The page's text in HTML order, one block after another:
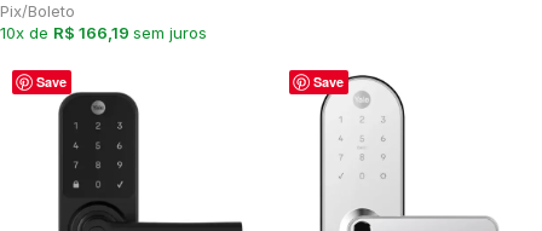
Pix/Boleto
10x de R$ 166,19 sem juros
Save Save